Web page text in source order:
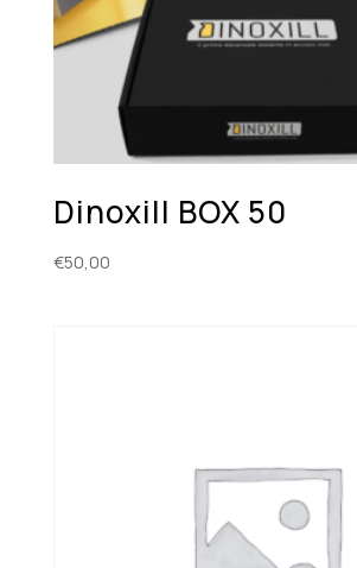
Dinoxill BOX 50
€50,00